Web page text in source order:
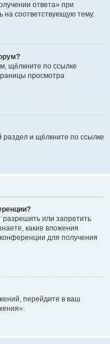
ответа» при
на соответствующую тему.
щёлкните по ссылке
просмотра
раздел и щёлкните по ссылке
или запретить
какие вложения
для получения
перейдите в ваш